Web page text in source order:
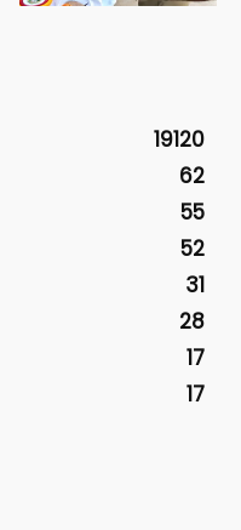
19120
62
55
52
31
28
17
17